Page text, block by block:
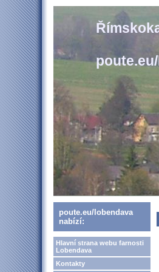
poute.eu/lobendava
nabízí:
Hlavní strana webu farnosti
Lobendava
Kontakty